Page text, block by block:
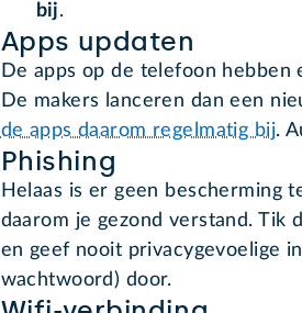
bij.
Apps updaten
De apps op de telefoon hebben
De makers lanceren dan een
de apps daarom regelmatig bij.
Phishing
Helaas is er geen bescherming
daarom je gezond verstand. Tik
en geef nooit privacygevoelige
wachtwoord) door.